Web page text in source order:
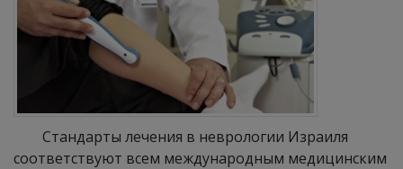
Стандарты лечения в неврологии Израиля
соответствуют всем международным медицинским